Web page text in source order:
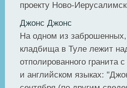
проекту Ново-
Джонс Джонс
На одном из заброшенных,
кладбища в Туле лежит
отполированного
и английском языках: